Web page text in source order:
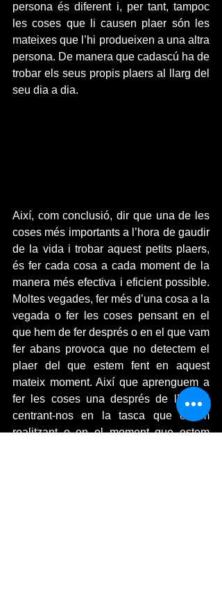
persona és diferent i, per tant, tampoc
les coses que li causen plaer són les
mateixes que l’hi produeixen a una altra
persona. De manera que cadascú ha de
trobar els seus propis plaers al llarg del
seu dia a dia.
Així, com conclusió, dir que una de les
coses més importants a l’hora de gaudir
de la vida i trobar aquest petits plaers,
és fer cada cosa a cada moment de la
manera més efectiva i eficient possible.
Moltes vegades, fer més d’una cosa a la
vegada o fer les coses pensant en el
que hem de fer després o en el que vam
fer abans provoca que no detectem el
plaer del que estem fent en aquest
mateix moment. Així que aprenguem a
fer les coses una després de l’altra i
centrant-nos en la tasca que estem
realitzant o en el moment que estem